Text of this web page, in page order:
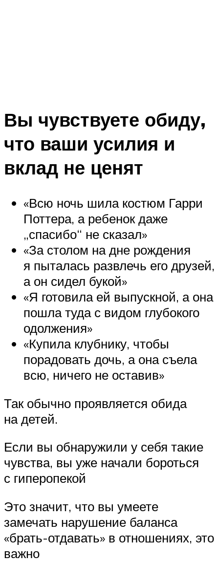
Вы чувствуете обиду,
что ваши усилия и
вклад не ценят
«Всю ночь шила костюм Гарри
Поттера, а ребенок даже
„спасибо“ не сказал»
«За столом на дне рождения
я пыталась развлечь его друзей,
а он сидел букой»
«Я готовила ей выпускной, а она
пошла туда с видом глубокого
одолжения»
«Купила клубнику, чтобы
порадовать дочь, а она съела
всю, ничего не оставив»
Так обычно проявляется обида
на детей.
Если вы обнаружили у себя такие
чувства, вы уже начали бороться
с гиперопекой
Это значит, что вы умеете
замечать нарушение баланса
«брать-отдавать» в отношениях, это
важно